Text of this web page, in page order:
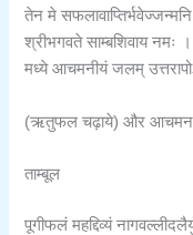
तेन मे
श्रीभगवते साम्बशिवाय नमः
मध्ये आचमनीयं जलम्
(ऋतुफल चढ़ाये) और आचमन
ताम्बूल
पूगीफलं महद्दिव्यं